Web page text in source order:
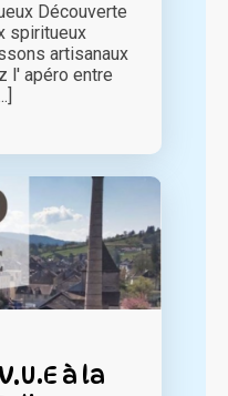
Découverte
spiritueux
artisanaux
l' apéro entre
à la